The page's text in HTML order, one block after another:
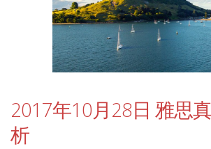
2017年10月28日 雅思
析